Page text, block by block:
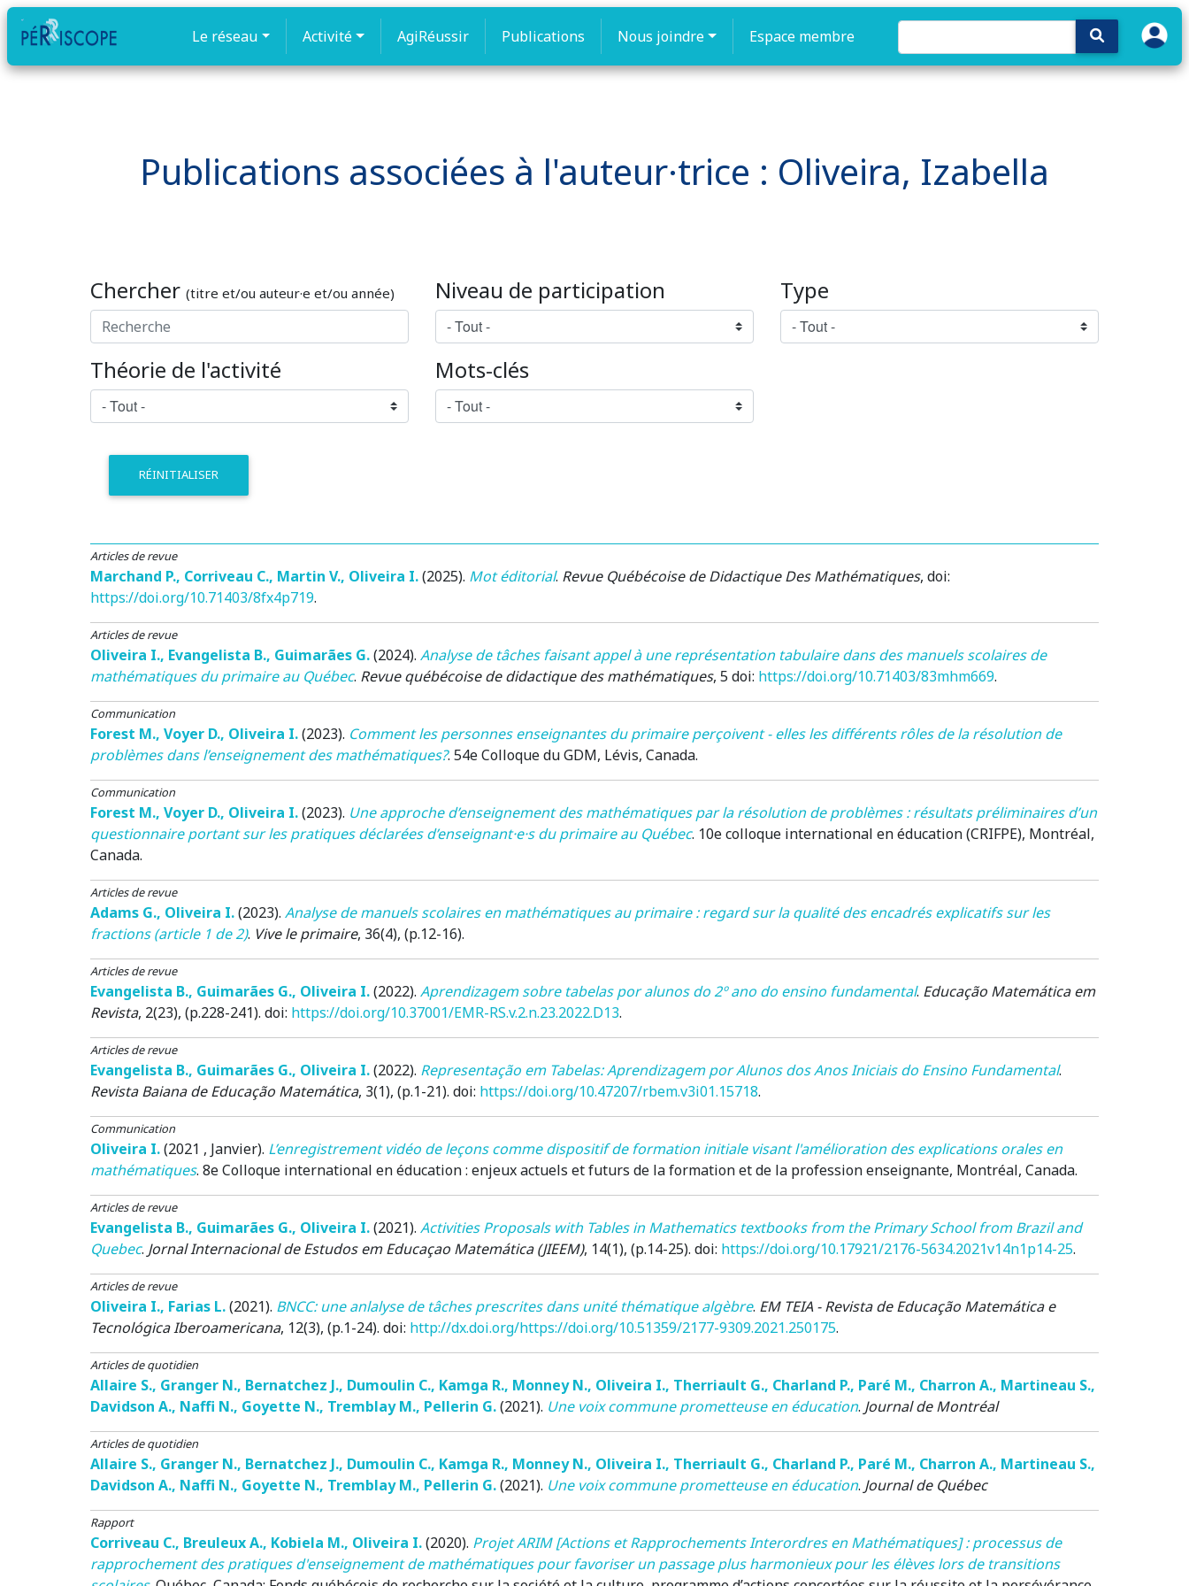
Le réseau Activité AgiRéussir Publications Nous joindre Espace membre
Publications associées à l'auteur·trice : Oliveira, Izabella
Chercher (titre et/ou auteur·e et/ou année) Niveau de participation Type
Théorie de l'activité Mots-clés
RÉINITIALISER
Articles de revue
Marchand P., Corriveau C., Martin V., Oliveira I.(2025). Mot éditorial. Revue Québécoise de Didactique Des Mathématiques, doi:
https://doi.org/10.71403/8fx4p719.
Articles de revue
Oliveira I., Evangelista B., Guimarães G.(2024). Analyse de tâches faisant appel à une représentation tabulaire dans des manuels scolaires de
mathématiques du primaire au Québec. Revue québécoise de didactique des mathématiques, 5 doi: https://doi.org/10.71403/83mhm669.
Communication
Forest M., Voyer D., Oliveira I.(2023). Comment les personnes enseignantes du primaire perçoivent - elles les différents rôles de la résolution de
problèmes dans l’enseignement des mathématiques?. 54e Colloque du GDM, Lévis, Canada.
Communication
Forest M., Voyer D., Oliveira I.(2023). Une approche d’enseignement des mathématiques par la résolution de problèmes : résultats préliminaires d’un
questionnaire portant sur les pratiques déclarées d’enseignant·e·s du primaire au Québec. 10e colloque international en éducation (CRIFPE), Montréal,
Canada.
Articles de revue
Adams G., Oliveira I.(2023). Analyse de manuels scolaires en mathématiques au primaire : regard sur la qualité des encadrés explicatifs sur les
fractions (article 1 de 2). Vive le primaire, 36(4), (p.12-16).
Articles de revue
Evangelista B., Guimarães G., Oliveira I.(2022). Aprendizagem sobre tabelas por alunos do 2º ano do ensino fundamental. Educação Matemática em
Revista, 2(23), (p.228-241). doi: https://doi.org/10.37001/EMR-RS.v.2.n.23.2022.D13.
Articles de revue
Evangelista B., Guimarães G., Oliveira I.(2022). Representação em Tabelas: Aprendizagem por Alunos dos Anos Iniciais do Ensino Fundamental.
Revista Baiana de Educação Matemática, 3(1), (p.1-21). doi: https://doi.org/10.47207/rbem.v3i01.15718.
Communication
Oliveira I.(2021 , Janvier). L’enregistrement vidéo de leçons comme dispositif de formation initiale visant l'amélioration des explications orales en
mathématiques. 8e Colloque international en éducation : enjeux actuels et futurs de la formation et de la profession enseignante, Montréal, Canada.
Articles de revue
Evangelista B., Guimarães G., Oliveira I.(2021). Activities Proposals with Tables in Mathematics textbooks from the Primary School from Brazil and
Quebec. Jornal Internacional de Estudos em Educaçao Matemática (JIEEM), 14(1), (p.14-25). doi: https://doi.org/10.17921/2176-5634.2021v14n1p14-25.
Articles de revue
Oliveira I., Farias L.(2021). BNCC: une anlalyse de tâches prescrites dans unité thématique algèbre. EM TEIA - Revista de Educação Matemática e
Tecnológica Iberoamericana, 12(3), (p.1-24). doi: http://dx.doi.org/https://doi.org/10.51359/2177-9309.2021.250175.
Articles de quotidien
Allaire S., Granger N., Bernatchez J., Dumoulin C., Kamga R., Monney N., Oliveira I., Therriault G., Charland P., Paré M., Charron A., Martineau S.,
Davidson A., Naffi N., Goyette N., Tremblay M., Pellerin G.(2021). Une voix commune prometteuse en éducation. Journal de Montréal
Articles de quotidien
Allaire S., Granger N., Bernatchez J., Dumoulin C., Kamga R., Monney N., Oliveira I., Therriault G., Charland P., Paré M., Charron A., Martineau S.,
Davidson A., Naffi N., Goyette N., Tremblay M., Pellerin G.(2021). Une voix commune prometteuse en éducation. Journal de Québec
Rapport
Corriveau C., Breuleux A., Kobiela M., Oliveira I.(2020). Projet ARIM [Actions et Rapprochements Interordres en Mathématiques] : processus de
rapprochement des pratiques d'enseignement de mathématiques pour favoriser un passage plus harmonieux pour les élèves lors de transitions